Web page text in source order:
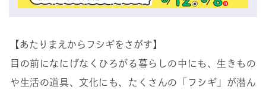
【あたりまえからフシギをさがす】
目の前になにげなくひろがる暮らしの中にも、生きもの
や生活の道具、文化にも、たくさんの「フシギ」が潜ん